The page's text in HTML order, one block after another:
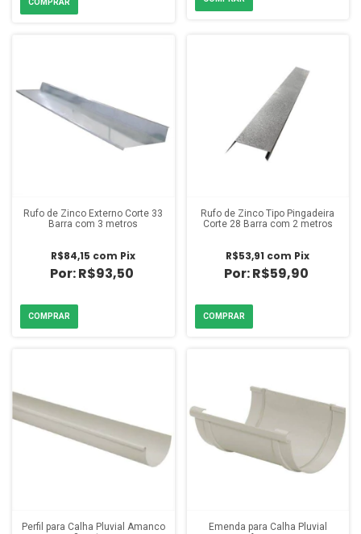
Rufo de Zinco Externo Corte 33
Barra com 3 metros
R$93,50
R$84,15 com Pix
Rufo de Zinco Tipo Pingadeira
Corte 28 Barra com 2 metros
R$59,90
R$53,91 com Pix
Perfil para Calha Pluvial Amanco
Emenda para Calha Pluvial